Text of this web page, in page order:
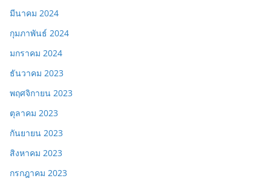
มีนาคม 2024
กุมภาพันธ์ 2024
มกราคม 2024
ธันวาคม 2023
พฤศจิกายน 2023
ตุลาคม 2023
กันยายน 2023
สิงหาคม 2023
กรกฎาคม 2023